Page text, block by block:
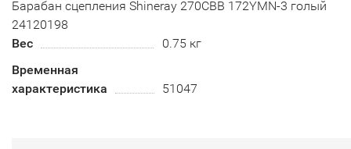
Барабан сцепления Shineray 270CBB 172YMN-3 голый
24120198
Вес
0.75 кг
Временная
характеристика
51047